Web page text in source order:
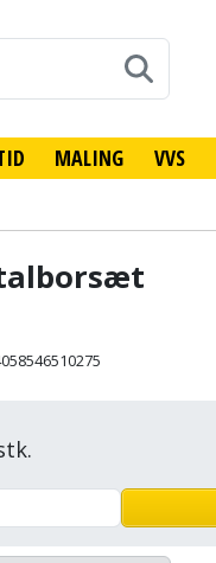
MALING VVS